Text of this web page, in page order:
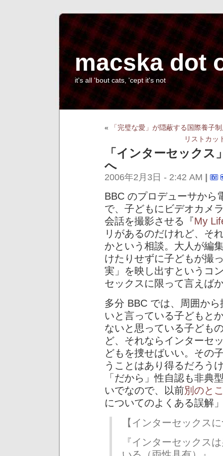
macska dot
it's all 'bout cats, 'cept it's not
«
「完璧な愛」が隠蔽する国際養子
リストカッ
「インターセックス
へ
2006年2月3日 - 2:42 AM
BBC のプロデューサから
で、子どもにビデオカメ
会話を撮影させる『My
リがあるのだけれど、そ
かという相談。大人が編
けたりせずに子どもが撮
実」を映し出すというコ
セックスに限って言えば
多分 BBC では、周囲か
いと言っている子どもと
ないと思っている子ども
ど、それならインターセ
どもを捜せばいい。その
うことはあり得るだろう
「だから」性自認も非典
いでなので、以前別のと
についてのよくある誤解
【インターセックス
『インターセックス